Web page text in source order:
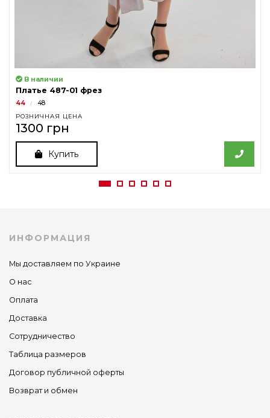
В наличии
Платье 487-01 фрез
44 48
РОЗНИЧНАЯ ЦЕНА
1300 грн
Купить
ИНФОРМАЦИЯ
Мы доставляем по Украине
О нас
Оплата
Доставка
Сотрудничество
Таблица размеров
Договор публичной оферты
Возврат и обмен